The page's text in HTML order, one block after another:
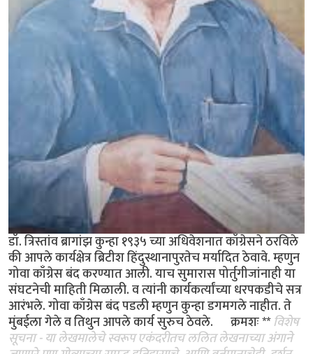
डॉ. त्रिस्तांव ब्रागांझ कुन्हा १९३५ च्या अधिवेशनात काँग्रेसने ठरविले
की आपले कार्यक्षेत्र ब्रिटीश हिंदुस्थानापुरतेच मर्यादित ठेवावे. म्हणुन
गोवा काँग्रेस बंद करण्यात आली. याच सुमारास पोर्तुगीजांनाही या
संघटनेची माहिती मिळाली. व त्यांनी कार्यकर्त्यांच्या धरपकडीचे सत्र
आरंभले. गोवा काँग्रेस बंद पडली म्हणुन कुन्हा डगमगले नाहीत. ते
मुंबईला गेले व तिथुन आपले कार्य सुरुच ठेवले. क्रमशः **विशेष
सूचना - या लेखमालेचे स्वरूप एकंदरीतच ललित लेखनाच्या अंगाने